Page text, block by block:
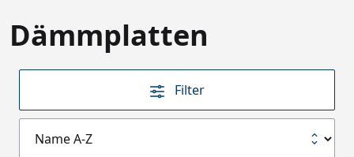
Dämmplatten
Filter